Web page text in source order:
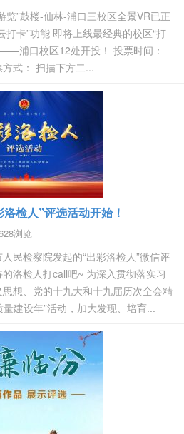
览”鼓楼-仙林-浦口三校区全景VR已正
卡”功能 即将上线最经典的校区“打
浦口校区12处开投！ 投票时间：
式： 扫描下方二...
检人”评选活动开始！
浏览
民检察院发起的“出彩洛检人”微信评
洛检人打call吧~ 为深入贯彻落实习
想、党的十九大和十九届历次全会精
量建设年”活动，加大发现、培育...